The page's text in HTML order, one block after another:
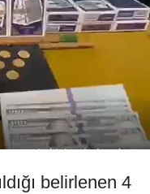
belirlenen 4